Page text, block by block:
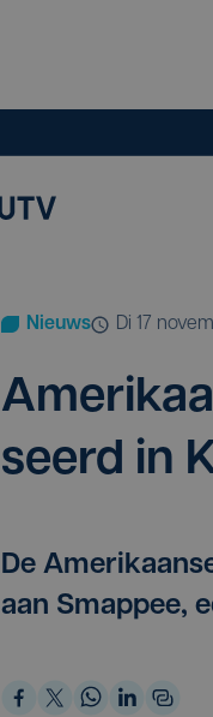
Nieuws di 17
seerd in
De
aan Smappee,